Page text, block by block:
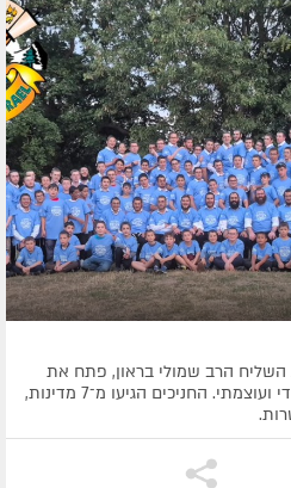
השליח הרב שמולי בראון, פתח את
שעריו ל־117 ילדים שיחוו קיץ חסידי ועוצמתי. החניכים הגיעו מ־7 מדינות,